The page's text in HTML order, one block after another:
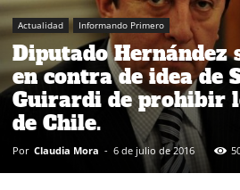
Actualidad Informando Primero
Diputado Hernández
en contra de idea de
Guirardi de prohibir
de Chile.
Por Claudia Mora - 6 de julio de 2016